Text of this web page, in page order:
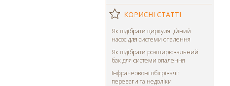
КОРИСНІ СТАТТІ
Як підібрати циркуляційний
насос для системи опалення
Як підібрати розширювальний
бак для системи опалення
Інфрачервоні обігрівачі:
переваги та недоліки